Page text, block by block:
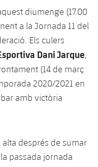
diumenge (17.00
a la Jornada 11 del
Els culers
Dani Jarque,
(14 de març
2020/2021 en
amb victòria
després de sumar
passada jornada